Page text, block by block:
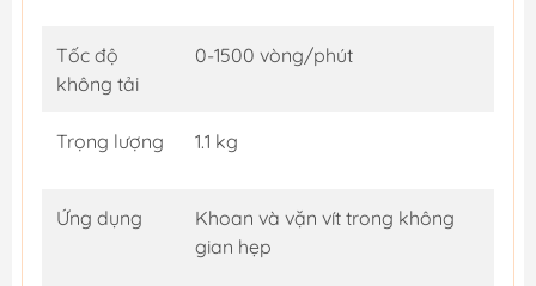
Tốc độ
không tải
0-1500 vòng/phút
Trọng lượng 1.1 kg
Ứng dụng
Khoan và vặn vít trong không
gian hẹp